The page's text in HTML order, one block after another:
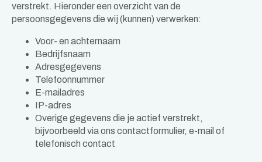
verstrekt. Hieronder een overzicht van de
persoonsgegevens die wij (kunnen) verwerken:
Voor- en achternaam
Bedrijfsnaam
Adresgegevens
Telefoonnummer
E-mailadres
IP-adres
Overige gegevens die je actief verstrekt,
bijvoorbeeld via ons contactformulier, e-mail of
telefonisch contact